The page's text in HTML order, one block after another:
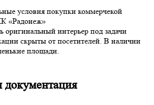
условия покупки коммерчекой
«Радонеж»
оригинальный интерьер под задачи
скрыты от посетителей. В наличии
площади.
документация